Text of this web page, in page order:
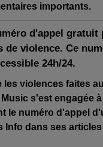
importants.
éro d'appel gratuit
de violence. Ce
24h/24.
les violences faites
s'est engagée
le numéro d'appel
Info dans ses